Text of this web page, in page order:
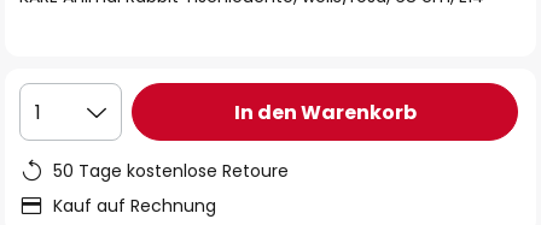
1 In den Warenkorb
50 Tage kostenlose Retoure
Kauf auf Rechnung